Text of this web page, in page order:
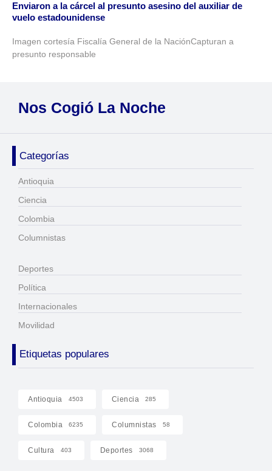
Enviaron a la cárcel al presunto asesino del auxiliar de
vuelo estadounidense
Imagen cortesía Fiscalía General de la NaciónCapturan a
presunto responsable
Nos Cogió La Noche
Categorías
Antioquia
Ciencia
Colombia
Columnistas
Deportes
Política
Internacionales
Movilidad
Etiquetas populares
Antioquia 4503 Ciencia 285
Colombia 6235 Columnistas 58
Cultura 403 Deportes 3068